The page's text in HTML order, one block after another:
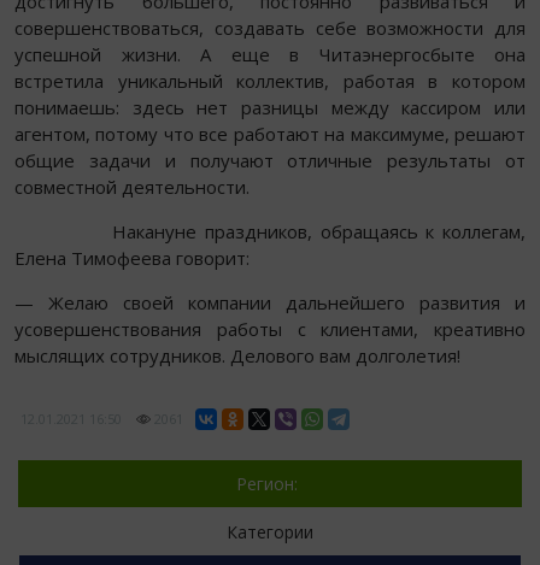
совершенствоваться, создавать себе возможности для
успешной жизни. А еще в Читаэнергосбыте она
встретила уникальный коллектив, работая в котором
понимаешь: здесь нет разницы между кассиром или
агентом, потому что все работают на максимуме, решают
общие задачи и получают отличные результаты от
совместной деятельности.
Накануне праздников, обращаясь к коллегам,
Елена Тимофеева говорит:
— Желаю своей компании дальнейшего развития и
усовершенствования работы с клиентами, креативно
мыслящих сотрудников. Делового вам долголетия!
Регион:
Категории